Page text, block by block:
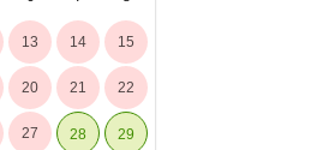
13 14 15
20 21 22
27 28 29